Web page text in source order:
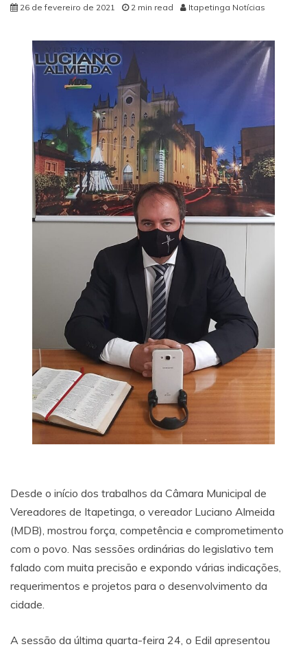
26 de fevereiro de 2021 2 min read Itapetinga Notícias
Desde o início dos trabalhos da Câmara Municipal de
Vereadores de Itapetinga, o vereador Luciano Almeida
(MDB), mostrou força, competência e comprometimento
com o povo. Nas sessões ordinárias do legislativo tem
falado com muita precisão e expondo várias indicações,
requerimentos e projetos para o desenvolvimento da
cidade.
A sessão da última quarta-feira 24, o Edil apresentou